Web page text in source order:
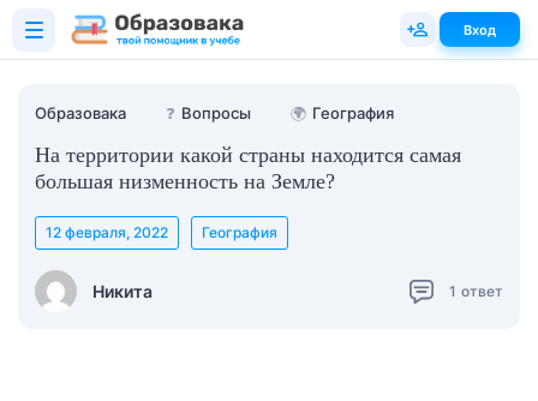
Образовака ❓ Вопросы 🌍 География
На территории какой страны находится самая
большая низменность на Земле?
Никита
12 февраля, 2022 География
1 ответ
Вход